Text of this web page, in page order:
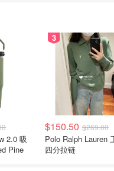
Pine
3
$150.50 $269.00
Polo Ralph Lauren 卫衣
四分拉链